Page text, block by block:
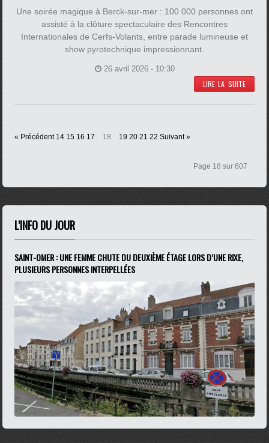
Une soirée magique à Berck-sur-mer : 100 000 personnes ont
assisté à la clôture spectaculaire des Rencontres
Internationales de Cerfs-Volants, entre parade lumineuse et
show pyrotechnique impressionnant.
26 avril 2026 - 10:30
LIRE LA SUITE
« Précédent 14 15 16 17 18 19 20 21 22 Suivant »
Page 18 sur 607
L'INFO DU JOUR
SAINT-OMER : UNE FEMME CHUTE DU DEUXIÈME ÉTAGE LORS D’UNE RIXE,
PLUSIEURS PERSONNES INTERPELLÉES